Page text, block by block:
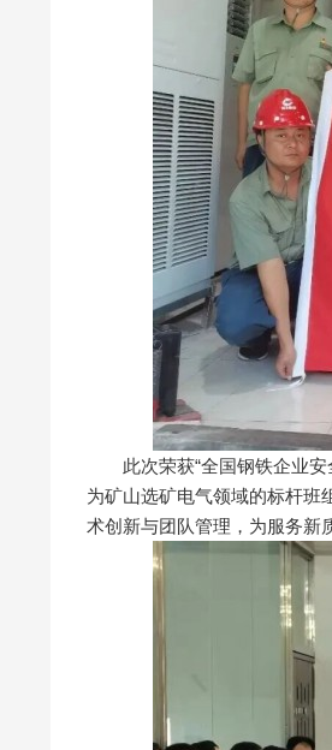
此次荣获“全国钢铁企业安
为矿山选矿电气领域的标杆班
术创新与团队管理，为服务新